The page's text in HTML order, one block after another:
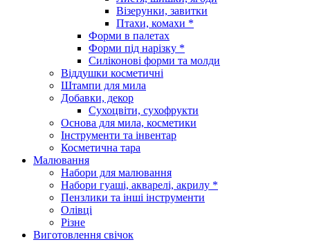
Візерунки, завитки
Птахи, комахи *
Форми в палетах
Форми під нарізку *
Силіконові форми та молди
Віддушки косметичні
Штампи для мила
Добавки, декор
Сухоцвіти, сухофрукти
Основа для мила, косметики
Інструменти та інвентар
Косметична тара
Малювання
Набори для малювання
Набори гуаші, акварелі, акрилу *
Пензлики та інші інструменти
Олівці
Різне
Виготовлення свічок